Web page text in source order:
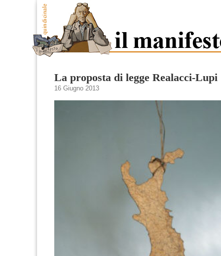
La proposta di legge Realacci-Lupi
16 Giugno 2013